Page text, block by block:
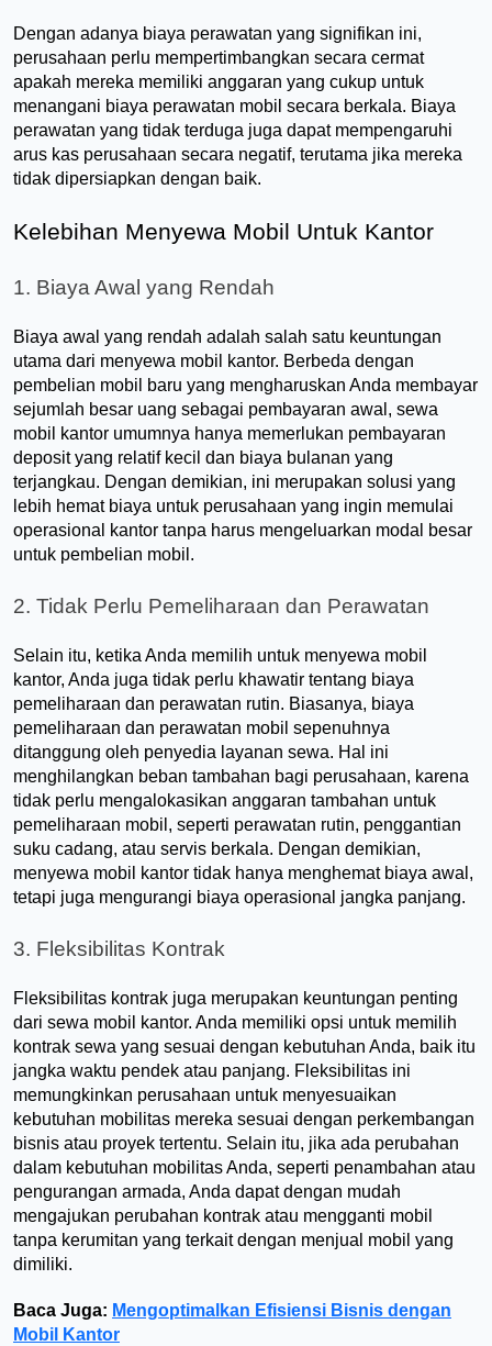
Dengan adanya biaya perawatan yang signifikan ini,
perusahaan perlu mempertimbangkan secara cermat
apakah mereka memiliki anggaran yang cukup untuk
menangani biaya perawatan mobil secara berkala. Biaya
perawatan yang tidak terduga juga dapat mempengaruhi
arus kas perusahaan secara negatif, terutama jika mereka
tidak dipersiapkan dengan baik.
Kelebihan Menyewa Mobil Untuk Kantor
1. Biaya Awal yang Rendah
Biaya awal yang rendah adalah salah satu keuntungan
utama dari menyewa mobil kantor. Berbeda dengan
pembelian mobil baru yang mengharuskan Anda membayar
sejumlah besar uang sebagai pembayaran awal, sewa
mobil kantor umumnya hanya memerlukan pembayaran
deposit yang relatif kecil dan biaya bulanan yang
terjangkau. Dengan demikian, ini merupakan solusi yang
lebih hemat biaya untuk perusahaan yang ingin memulai
operasional kantor tanpa harus mengeluarkan modal besar
untuk pembelian mobil.
2. Tidak Perlu Pemeliharaan dan Perawatan
Selain itu, ketika Anda memilih untuk menyewa mobil
kantor, Anda juga tidak perlu khawatir tentang biaya
pemeliharaan dan perawatan rutin. Biasanya, biaya
pemeliharaan dan perawatan mobil sepenuhnya
ditanggung oleh penyedia layanan sewa. Hal ini
menghilangkan beban tambahan bagi perusahaan, karena
tidak perlu mengalokasikan anggaran tambahan untuk
pemeliharaan mobil, seperti perawatan rutin, penggantian
suku cadang, atau servis berkala. Dengan demikian,
menyewa mobil kantor tidak hanya menghemat biaya awal,
tetapi juga mengurangi biaya operasional jangka panjang.
3. Fleksibilitas Kontrak
Fleksibilitas kontrak juga merupakan keuntungan penting
dari sewa mobil kantor. Anda memiliki opsi untuk memilih
kontrak sewa yang sesuai dengan kebutuhan Anda, baik itu
jangka waktu pendek atau panjang. Fleksibilitas ini
memungkinkan perusahaan untuk menyesuaikan
kebutuhan mobilitas mereka sesuai dengan perkembangan
bisnis atau proyek tertentu. Selain itu, jika ada perubahan
dalam kebutuhan mobilitas Anda, seperti penambahan atau
pengurangan armada, Anda dapat dengan mudah
mengajukan perubahan kontrak atau mengganti mobil
tanpa kerumitan yang terkait dengan menjual mobil yang
dimiliki.
Baca Juga: Mengoptimalkan Efisiensi Bisnis dengan
Mobil Kantor